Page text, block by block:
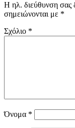
Η ηλ. διεύθυνση σας
σημειώνονται με *
Σχόλιο *
Όνομα *